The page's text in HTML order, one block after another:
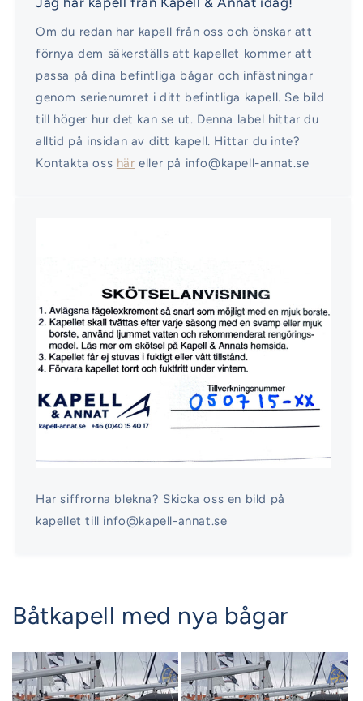
Om du redan har kapell från oss och önskar att
förnya dem säkerställs att kapellet kommer att
passa på dina befintliga bågar och infästningar
genom serienumret i ditt befintliga kapell. Se bild
till höger hur det kan se ut. Denna label hittar du
alltid på insidan av ditt kapell. Hittar du inte?
Kontakta oss här eller på info@kapell-annat.se
Har siffrorna blekna? Skicka oss en bild på
kapellet till info@kapell-annat.se
Båtkapell med nya bågar